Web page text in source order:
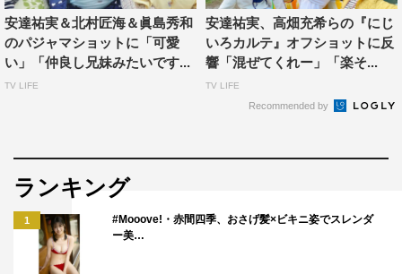
■加藤諒
今回、安達さんとお芝居させていただくのが、約9年ぶり
だったのでとても緊張しましたが、安達さんの人柄もあり
大変アットホームな現場で、とても居心地が良かったで
す。本編ではかなり切ない役ですが、安達さんとの掛け合
■貫地谷しほり
芸能界、人生の大先輩であり、そして良き友人の祐実さん
の主演作なら参加しない選択肢はありませんでした。祐実
さんと川上凛子ちゃんが作り出す不思議な世界観の中で不
安達祐実＆北村匠海＆眞島秀和
のパジャマショットに「可愛
い」「仲良し兄妹みたいです...
TV LIFE
安達祐実、高畑充希らの『にじ
いろカルテ』オフショットに反
響「混ぜてくれー」「楽そ...
TV LIFE
Recommended by
ランキング
1
#Mooove!・赤間四季、おさげ髪×ビキニ姿でスレンダ
ー美…